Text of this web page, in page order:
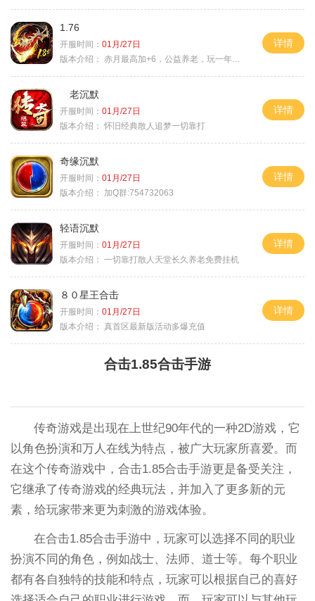
1.76
开服时间： 01月/27日
版本介绍： 赤月最高加+6，公益养老，玩一年不腻，屠龙
详情
老沉默
开服时间： 01月/27日
版本介绍： 怀旧经典散人追梦一切靠打
详情
奇缘沉默
开服时间： 01月/27日
版本介绍：
加Q群:754732063
详情
轻语沉默
开服时间： 01月/27日
版本介绍： 一切靠打散人天堂长久养老免费挂机
详情
８０星王合击
开服时间： 01月/27日
版本介绍： 真首区最新版活动多爆充值
详情
合击1.85合击手游
传奇游戏是出现在上世纪90年代的一种2D游戏，它
以角色扮演和万人在线为特点，被广大玩家所喜爱。而
在这个传奇游戏中，合击1.85合击手游更是备受关注，
它继承了传奇游戏的经典玩法，并加入了更多新的元
素，给玩家带来更为刺激的游戏体验。
在合击1.85合击手游中，玩家可以选择不同的职业
扮演不同的角色，例如战士、法师、道士等。每个职业
都有各自独特的技能和特点，玩家可以根据自己的喜好